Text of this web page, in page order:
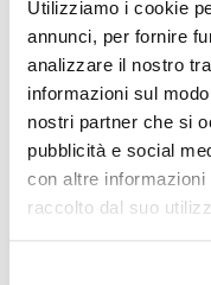
Utilizziamo i cookie
annunci, per fornire
analizzare il nostro
informazioni sul
nostri partner che si
pubblicità e social
con altre
raccolto dal suo
Chi sei? Naviga il sito
Futuro Studente
Studente Iscritto
Studente Internazionale
Laureato